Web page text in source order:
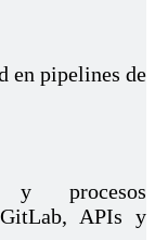
en pipelines de
y procesos
APIs y